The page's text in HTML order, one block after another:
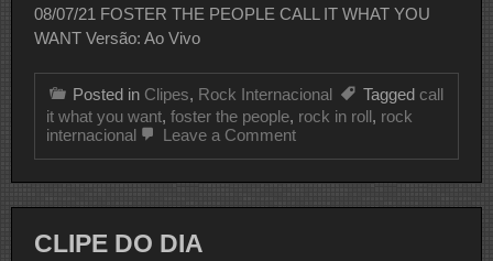
08/07/21 FOSTER THE PEOPLE CALL IT WHAT YOU
WANT Versão: Ao Vivo
Posted in Clipes, Rock Internacional Tagged call
it what you want, foster the people, rock in roll, rock
internacional
Leave a Commenton
CLIPE DO DIA